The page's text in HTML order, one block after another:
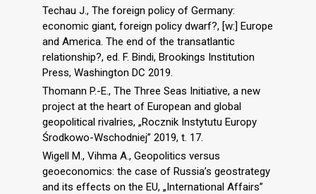
Techau J., The foreign policy of Germany:
economic giant, foreign policy dwarf?, [w:] Europe
and America. The end of the transatlantic
relationship?, ed. F. Bindi, Brookings Institution
Press, Washington DC 2019.
Thomann P.-E., The Three Seas Initiative, a new
project at the heart of European and global
geopolitical rivalries, „Rocznik Instytutu Europy
Środkowo-Wschodniej” 2019, t. 17.
Wigell M., Vihma A., Geopolitics versus
geoeconomics: the case of Russia’s geostrategy
and its effects on the EU, „International Affairs”